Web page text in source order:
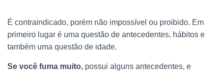
É contraindicado, porém não impossível ou proibido. Em
primeiro lugar é uma questão de antecedentes, hábitos e
também uma questão de idade.
Se você fuma muito, possui alguns antecedentes, e